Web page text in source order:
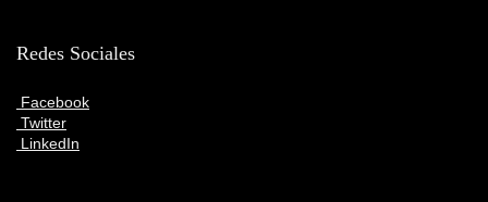
Redes Sociales
Facebook
Twitter
LinkedIn